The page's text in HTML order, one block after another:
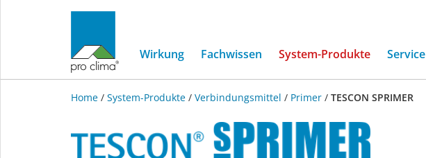
Wirkung Fachwissen System-Produkte(current)
Service
Home / System-Produkte / Verbindungsmittel / Primer / TESCON SPRIMER